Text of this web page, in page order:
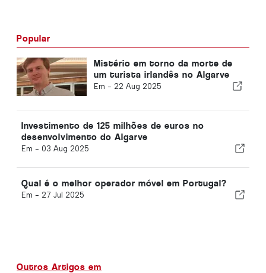
Popular
Mistério em torno da morte de
um turista irlandês no Algarve
Em - 22 Aug 2025
Investimento de 125 milhões de euros no
desenvolvimento do Algarve
Em - 03 Aug 2025
Qual é o melhor operador móvel em Portugal?
Em - 27 Jul 2025
Outros Artigos em